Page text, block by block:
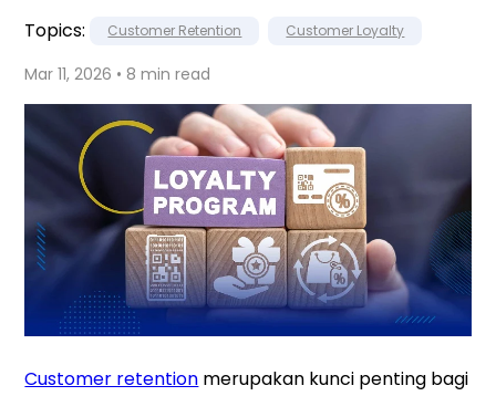
Topics: Customer Retention Customer Loyalty
Mar 11, 2026 • 8 min read
Customer retention merupakan kunci penting bagi